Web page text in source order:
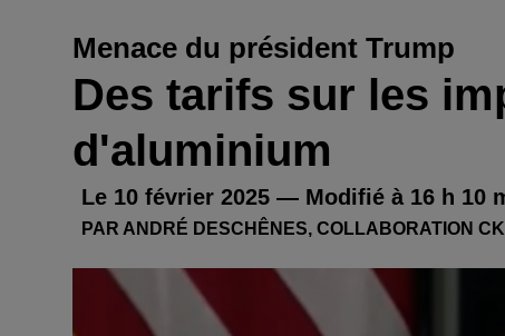
Menace du président Trump
Des tarifs sur les
d'aluminium
Le 10 février 2025 — Modifié à 16 h 10
PAR ANDRÉ DESCHÊNES, COLLABORATION